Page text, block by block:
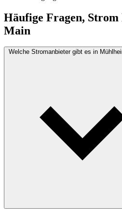
Häufige Fragen,
Main
Welche Stromanbieter gibt es in